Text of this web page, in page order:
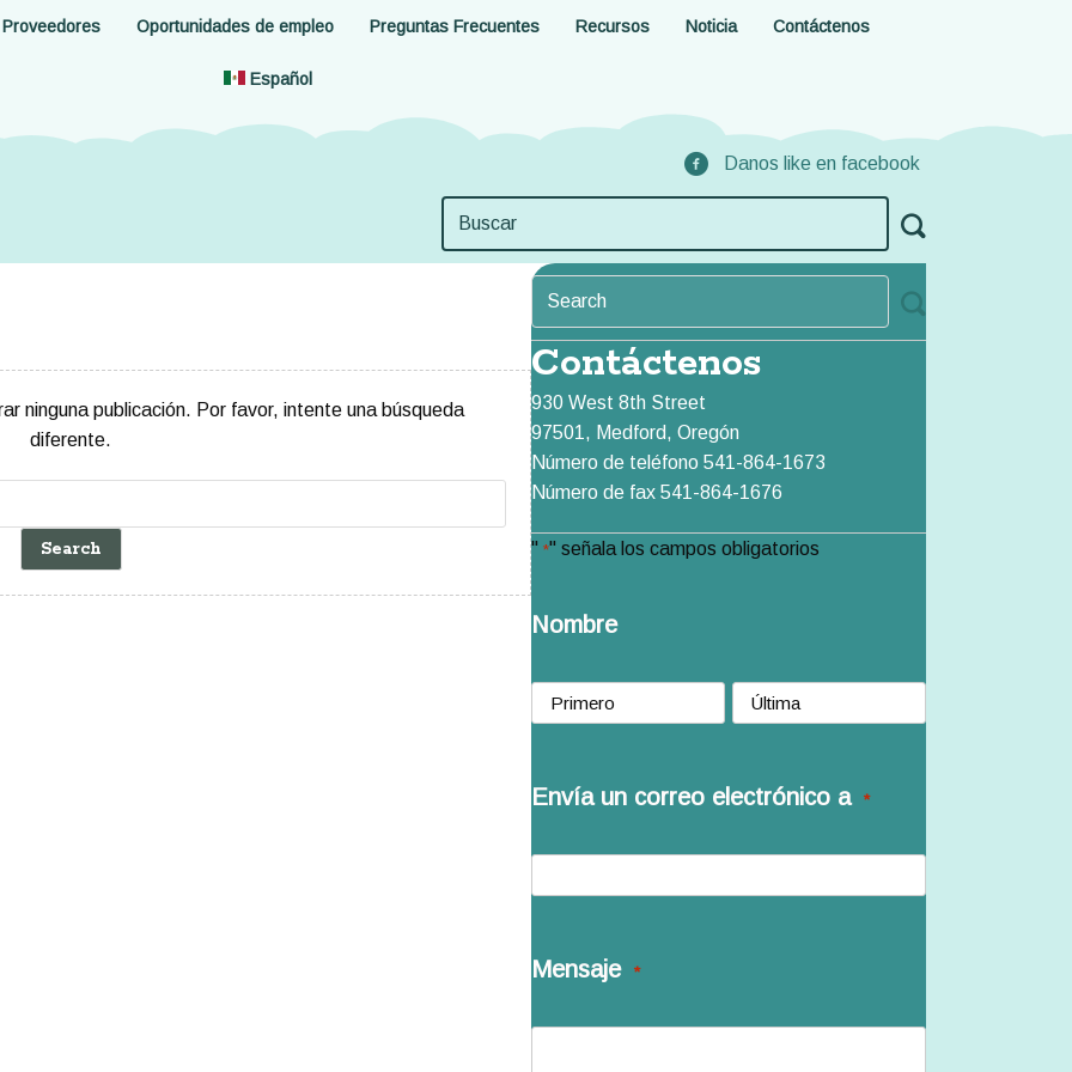
Proveedores Oportunidades de empleo Preguntas Frecuentes Recursos Noticia Contáctenos
Español
Danos like en facebook
ninguna publicación. Por favor, intente una búsqueda
diferente.
Contáctenos
930 West 8th Street
97501, Medford, Oregón
Número de teléfono 541-864-1673
Número de fax 541-864-1676
" *" señala los campos obligatorios
Nombre
Envía un correo electrónico a *
Mensaje *